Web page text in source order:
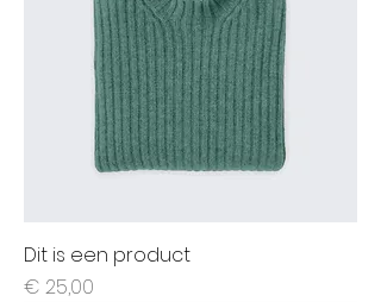
Dit is een product
Prijs
€ 25,00